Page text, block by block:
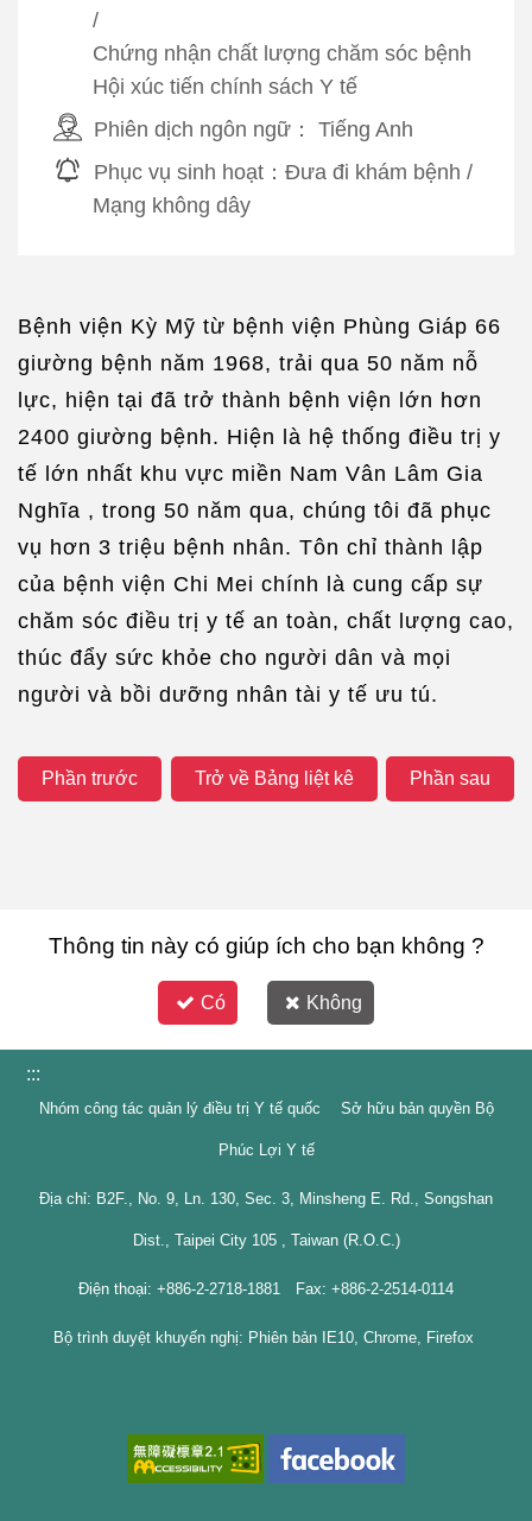
/
Chứng nhận chất lượng chăm sóc bệnh
Hội xúc tiến chính sách Y tế
Phiên dịch ngôn ngữ： Tiếng Anh
Phục vụ sinh hoạt： Đưa đi khám bệnh /
Mạng không dây
Bệnh viện Kỳ Mỹ từ bệnh viện Phùng Giáp 66
giường bệnh năm 1968, trải qua 50 năm nỗ
lực, hiện tại đã trở thành bệnh viện lớn hơn
2400 giường bệnh. Hiện là hệ thống điều trị y
tế lớn nhất khu vực miền Nam Vân Lâm Gia
Nghĩa , trong 50 năm qua, chúng tôi đã phục
vụ hơn 3 triệu bệnh nhân. Tôn chỉ thành lập
của bệnh viện Chi Mei chính là cung cấp sự
chăm sóc điều trị y tế an toàn, chất lượng cao,
thúc đẩy sức khỏe cho người dân và mọi
người và bồi dưỡng nhân tài y tế ưu tú.
Phần trước Trở về Bảng liệt kê Phần sau
Thông tin này có giúp ích cho bạn không ?
Có Không
:::
Nhóm công tác quản lý điều trị Y tế quốc Sở hữu bản quyền Bộ
Phúc Lợi Y tế
Địa chỉ: B2F., No. 9, Ln. 130, Sec. 3, Minsheng E. Rd., Songshan
Dist., Taipei City 105 , Taiwan (R.O.C.)
Điện thoại: +886-2-2718-1881 Fax: +886-2-2514-0114
Bộ trình duyệt khuyến nghị: Phiên bản IE10, Chrome, Firefox